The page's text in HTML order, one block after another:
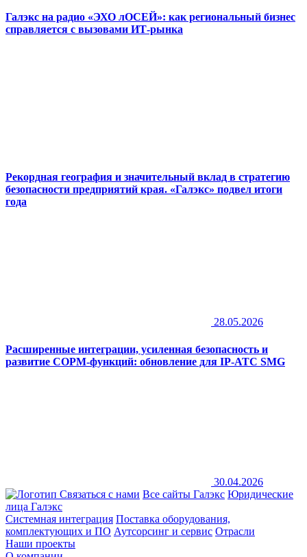
Галэкс на радио «ЭХО лОСЕЙ»: как региональный бизнес
справляется с вызовами ИТ-рынка
Рекордная география и значительный вклад в стратегию
безопасности предприятий края. «Галэкс» подвел итоги
года
28.05.2026
Расширенные интеграции, усиленная безопасность и
развитие СОРМ-функций: обновление для IP-АТС SMG
30.04.2026
Связаться с нами Все сайты Галэкс Юридические
лица Галэкс
Системная интеграция Поставка оборудования,
комплектующих и ПО Аутсорсинг и сервис Отрасли
Наши проекты